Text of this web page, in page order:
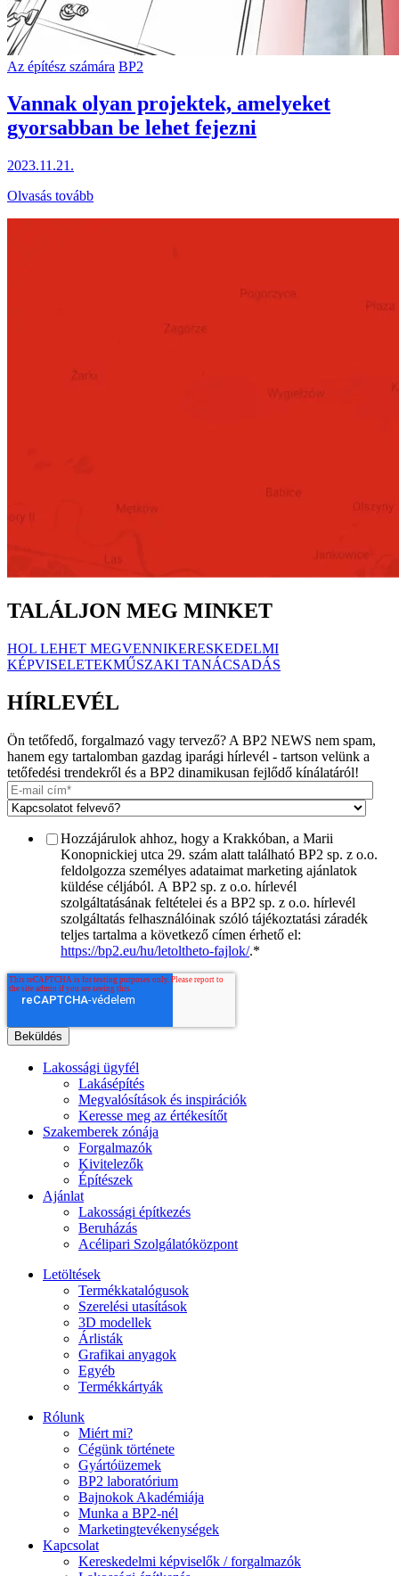
Az építész számára BP2
Vannak olyan projektek, amelyeket
gyorsabban be lehet fejezni
2023.11.21.
Olvasás tovább
TALÁLJON MEG MINKET
HOL LEHET MEGVENNIKERESKEDELMI
KÉPVISELETEKMŰSZAKI TANÁCSADÁS
HÍRLEVÉL
Ön tetőfedő, forgalmazó vagy tervező? A BP2 NEWS nem spam,
hanem egy tartalomban gazdag iparági hírlevél - tartson velünk a
tetőfedési trendekről és a BP2 dinamikusan fejlődő kínálatáról!
Hozzájárulok ahhoz, hogy a Krakkóban, a Marii
Konopnickiej utca 29. szám alatt található BP2 sp. z o.o.
feldolgozza személyes adataimat marketing ajánlatok
küldése céljából. A BP2 sp. z o.o. hírlevél
szolgáltatásának feltételei és a BP2 sp. z o.o. hírlevél
szolgáltatás felhasználóinak szóló tájékoztatási záradék
teljes tartalma a következő címen érhető el:
https://bp2.eu/hu/letoltheto-fajlok/.*
Lakossági ügyfél
Lakásépítés
Megvalósítások és inspirációk
Keresse meg az értékesítőt
Szakemberek zónája
Forgalmazók
Kivitelezők
Építészek
Ajánlat
Lakossági építkezés
Beruházás
Acélipari Szolgálatóközpont
Letöltések
Termékkatalógusok
Szerelési utasítások
3D modellek
Árlisták
Grafikai anyagok
Egyéb
Termékkártyák
Rólunk
Miért mi?
Cégünk története
Gyártóüzemek
BP2 laboratórium
Bajnokok Akadémiája
Munka a BP2-nél
Marketingtevékenységek
Kapcsolat
Kereskedelmi képviselők / forgalmazók